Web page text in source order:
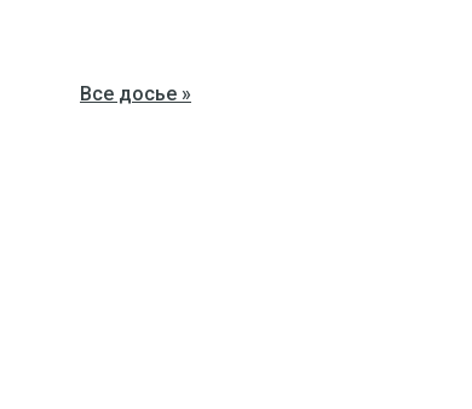
Все досье »